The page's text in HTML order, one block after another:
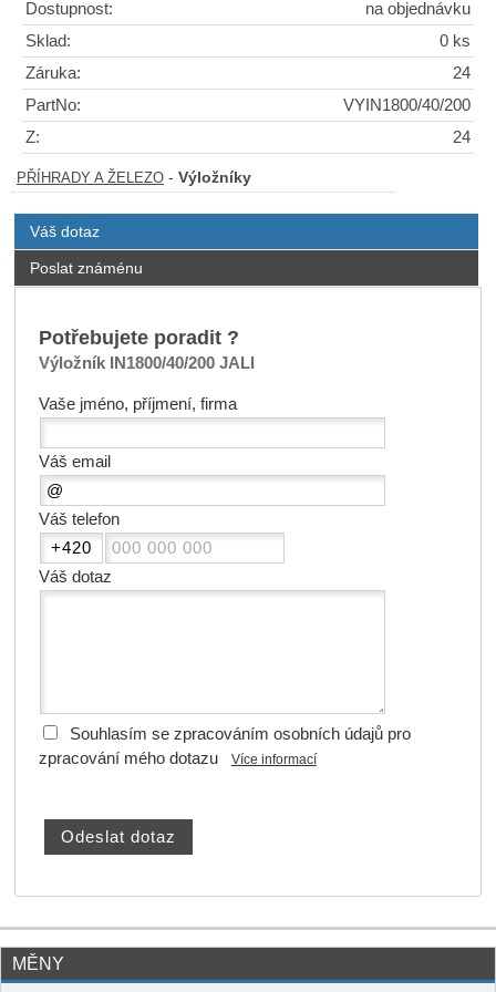
Dostupnost:
na objednávku
Sklad:
0 ks
Záruka:
24
PartNo:
VYIN1800/40/200
Z:
24
PŘÍHRADY A ŽELEZO - Výložníky
Váš dotaz
Poslat známénu
Potřebujete poradit ?
Výložník IN1800/40/200 JALI
Vaše jméno, příjmení, firma
Váš email
Váš telefon
Váš dotaz
Souhlasím se zpracováním osobních údajů pro
zpracování mého dotazu
Více informací
MĚNY